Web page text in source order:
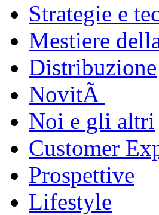
Strategie e
Mestiere
Distribuzione
NovitÃ
Noi e gli altri
Customer
Prospettive
Lifestyle